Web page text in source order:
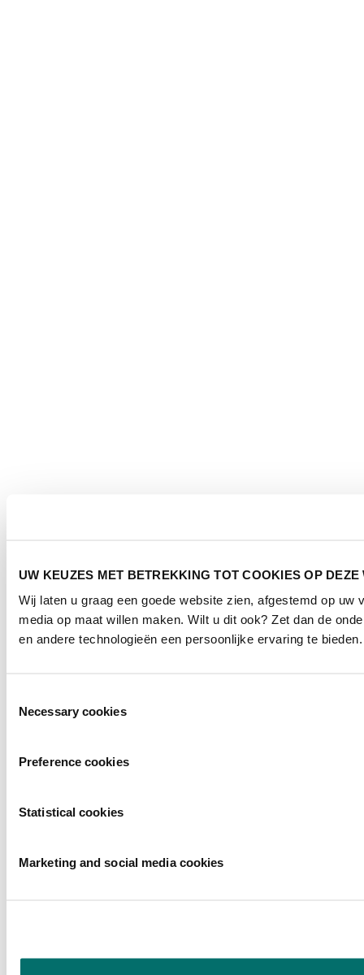
UW KEUZES MET BETREKKING TOT COOKIES OP DEZE
Wij laten u graag een goede website zien, afgestemd op
media op maat willen maken. Wilt u dit ook? Zet dan de
en andere technologieën een persoonlijke ervaring te bieden.
Necessary cookies
Preference cookies
Statistical cookies
Marketing and social media cookies